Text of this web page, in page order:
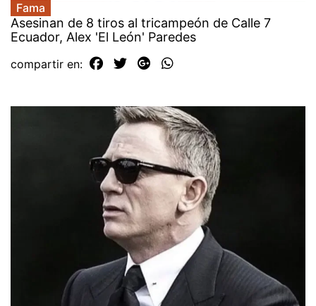
Fama
Asesinan de 8 tiros al tricampeón de Calle 7
Ecuador, Alex 'El León' Paredes
compartir en: